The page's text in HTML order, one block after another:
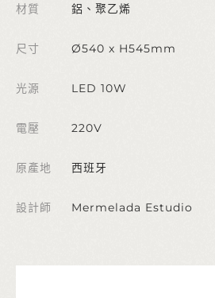
材質 鋁、聚乙烯
尺寸 Ø540 x H545mm
光源 LED 10W
電壓 220V
原產地 西班牙
設計師 Mermelada Estudio